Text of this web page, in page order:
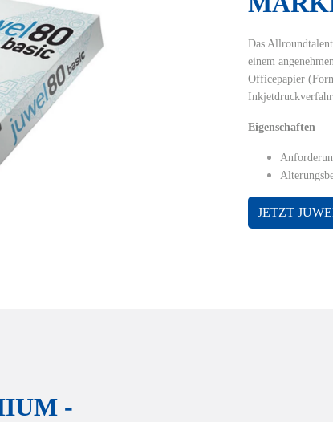
Das
einem
Officepapier
Eigenschaften
JETZT
-
geben oder sich weitere Informationen anzeigen lassen.
Essenziell Statistiken
Alle Cookies akzeptieren Auswahl bestätigen
Einstellungen